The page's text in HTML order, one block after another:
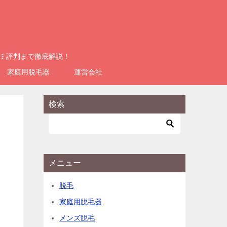
評判まで徹底解説！
家庭用脱毛器
運営会社
検索
メニュー
脱毛
家庭用脱毛器
メンズ脱毛